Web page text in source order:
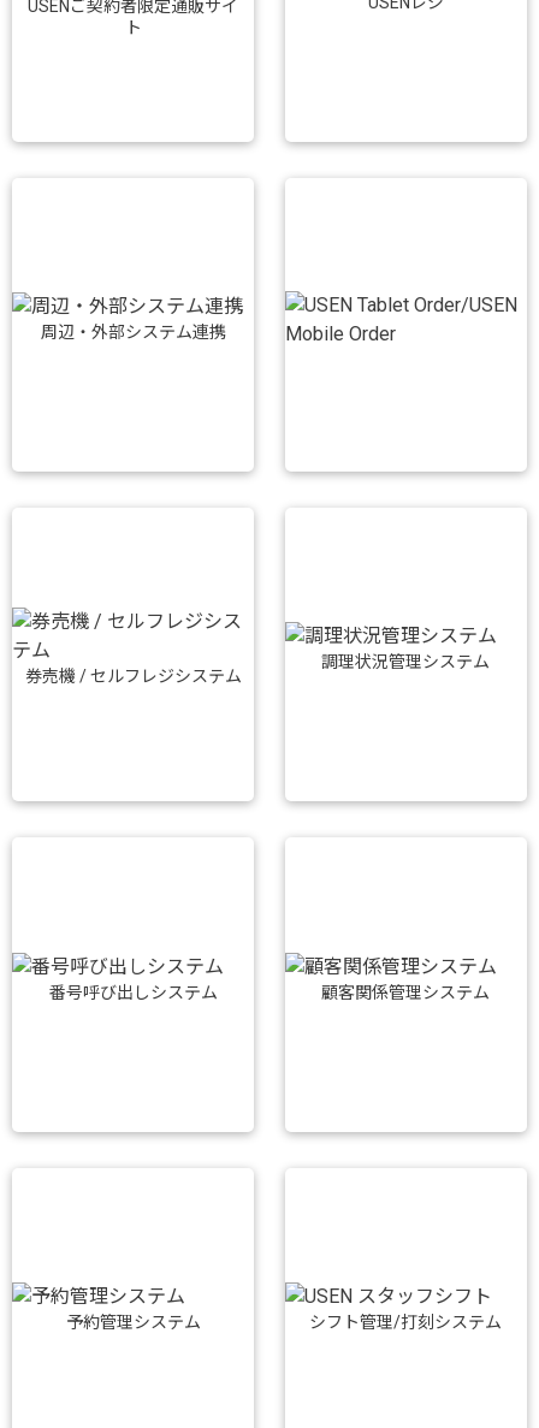
USENご契約者限定通販サイ
ト
周辺・外部システム連携
券売機 / セルフレジシステム
調理状況管理システム
番号呼び出しシステム 顧客関係管理システム
予約管理システム シフト管理/打刻システム